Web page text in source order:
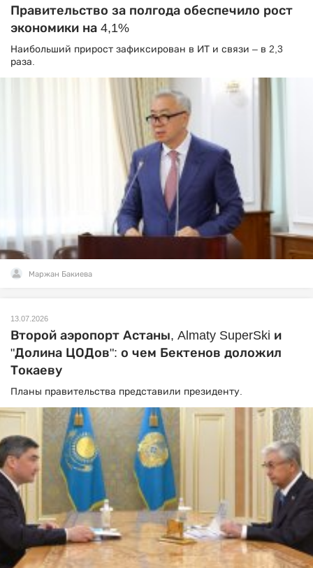
Правительство за полгода обеспечило рост
экономики на 4,1%
Наибольший прирост зафиксирован в ИТ и связи – в 2,3
раза.
Маржан Бакиева
13.07.2026
Второй аэропорт Астаны, Almaty SuperSki и
"Долина ЦОДов": о чем Бектенов доложил
Токаеву
Планы правительства представили президенту.